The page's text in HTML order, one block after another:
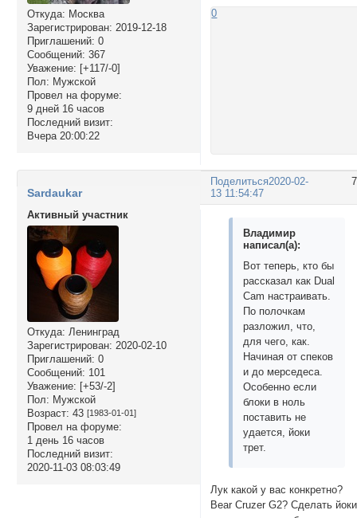
Откуда: Москва
Зарегистрирован: 2019-12-18
Приглашений: 0
Сообщений: 367
Уважение: [+117/-0]
Пол: Мужской
Провел на форуме:
9 дней 16 часов
Последний визит:
Вчера 20:00:22
0
Поделиться2020-02-
13 11:54:47
Sardaukar
Активный участник
Откуда: Ленинград
Зарегистрирован: 2020-02-10
Приглашений: 0
Сообщений: 101
Уважение: [+53/-2]
Пол: Мужской
Возраст: 43 [1983-01-01]
Провел на форуме:
1 день 16 часов
Последний визит:
2020-11-03 08:03:49
Владимир
написал(а):
Вот теперь, кто бы
рассказал как Dual
Cam настраивать.
По полочкам
разложил, что,
для чего, как.
Начиная от спеков
и до мерседеса.
Особенно если
блоки в ноль
поставить не
удается, йоки
трет.
Лук какой у вас конкретно?
Bear Cruzer G2? Сделать йоки